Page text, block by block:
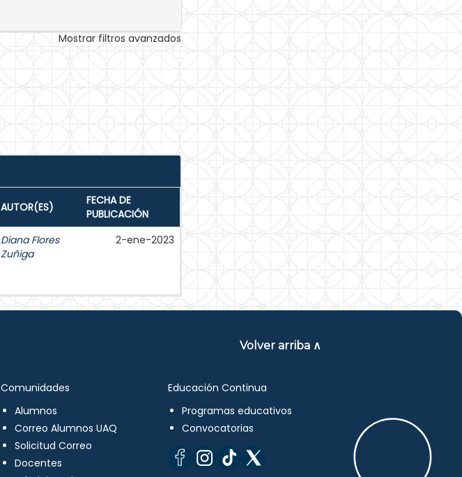
Mostrar filtros avanzados
AUTOR(ES)
FECHA DE
PUBLICACIÓN
Diana Flores
Zuñiga
2-ene-2023
Volver arriba ∧
Comunidades
Alumnos
Correo Alumnos UAQ
Solicitud Correo
Docentes
Educación Continua
Programas educativos
Convocatorias